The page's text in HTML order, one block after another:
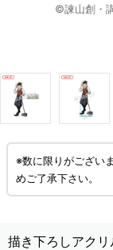
©諫山創・
※数に限りがござい
めご了承下さい。
描き下ろしアク